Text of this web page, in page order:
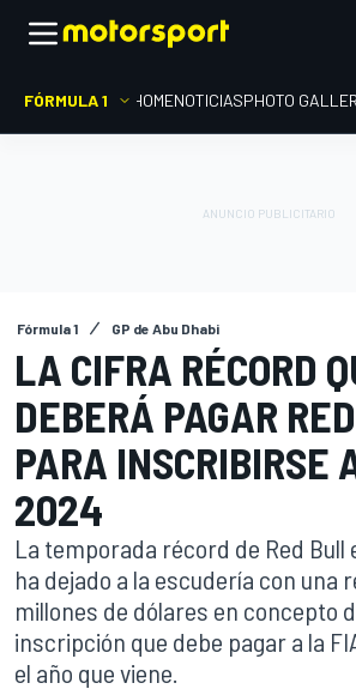
FÓRMULA 1 HOMENOTICIASPHOTO
Fórmula 1 GP de Abu Dhabi
LA CIFRA RÉCORD
DEBERÁ PAGAR
PARA INSCRIBIRSE
2024
La temporada récord de Red Bull
ha dejado a la escudería con una
millones de dólares en concepto
inscripción que debe pagar a la
el año que viene.